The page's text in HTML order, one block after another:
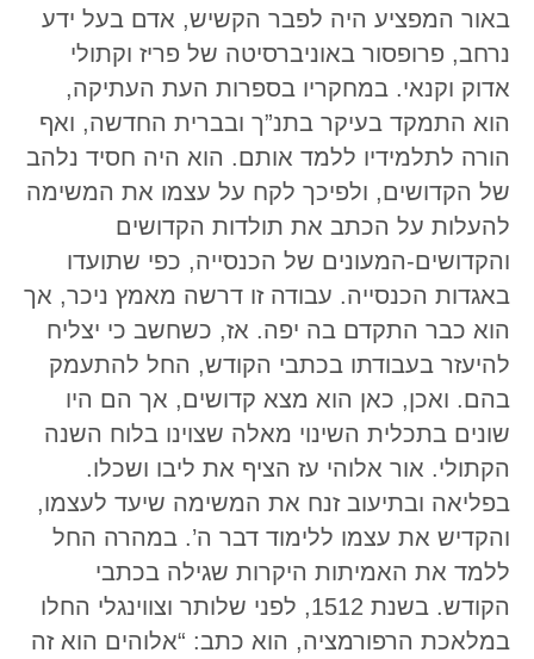
באור המפציע היה לפבר הקשיש, אדם בעל ידע
נרחב, פרופסור באוניברסיטה של פריז וקתולי
אדוק וקנאי. במחקריו בספרות העת העתיקה,
הוא התמקד בעיקר בתנ”ך ובברית החדשה, ואף
הורה לתלמידיו ללמד אותם. הוא היה חסיד נלהב
של הקדושים, ולפיכך לקח על עצמו את המשימה
להעלות על הכתב את תולדות הקדושים
והקדושים-המעונים של הכנסייה, כפי שתועדו
באגדות הכנסייה. עבודה זו דרשה מאמץ ניכר, אך
הוא כבר התקדם בה יפה. אז, כשחשב כי יצליח
להיעזר בעבודתו בכתבי הקודש, החל להתעמק
בהם. ואכן, כאן הוא מצא קדושים, אך הם היו
שונים בתכלית השינוי מאלה שצוינו בלוח השנה
הקתולי. אור אלוהי עז הציף את ליבו ושכלו.
בפליאה ובתיעוב זנח את המשימה שיעד לעצמו,
והקדיש את עצמו ללימוד דבר ה’. במהרה החל
ללמד את האמיתות היקרות שגילה בכתבי
הקודש. בשנת 1512, לפני שלותר וצווינגלי החלו
במלאכת הרפורמציה, הוא כתב: “אלוהים הוא זה